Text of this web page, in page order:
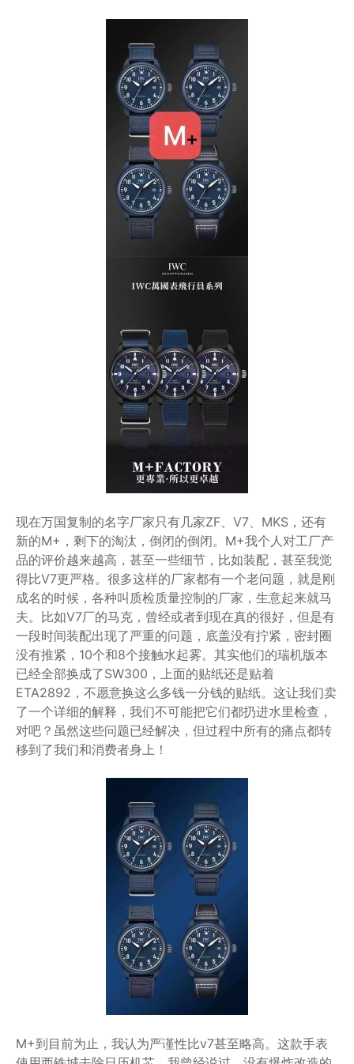
现在万国复制的名字厂家只有几家ZF、V7、MKS，还有
新的M+，剩下的淘汰，倒闭的倒闭。M+我个人对工厂产
品的评价越来越高，甚至一些细节，比如装配，甚至我觉
得比V7更严格。很多这样的厂家都有一个老问题，就是刚
成名的时候，各种叫质检质量控制的厂家，生意起来就马
夫。比如V7厂的马克，曾经或者到现在真的很好，但是有
一段时间装配出现了严重的问题，底盖没有拧紧，密封圈
没有推紧，10个和8个接触水起雾。其实他们的瑞机版本
已经全部换成了SW300，上面的贴纸还是贴着
ETA2892，不愿意换这么多钱一分钱的贴纸。这让我们卖
了一个详细的解释，我们不可能把它们都扔进水里检查，
对吧？虽然这些问题已经解决，但过程中所有的痛点都转
移到了我们和消费者身上！
M+到目前为止，我认为严谨性比v7甚至略高。这款手表